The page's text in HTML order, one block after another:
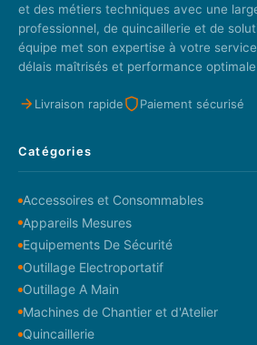
et des métiers techniques avec une
professionnel, de quincaillerie et de
équipe met son expertise à votre
délais maîtrisés et performance
Livraison rapide Paiement sécurisé
Catégories
Accessoires et Consommables
Appareils Mesures
Equipements De Sécurité
Outillage Electroportatif
Outillage A Main
Machines de Chantier et d'Atelier
Quincaillerie